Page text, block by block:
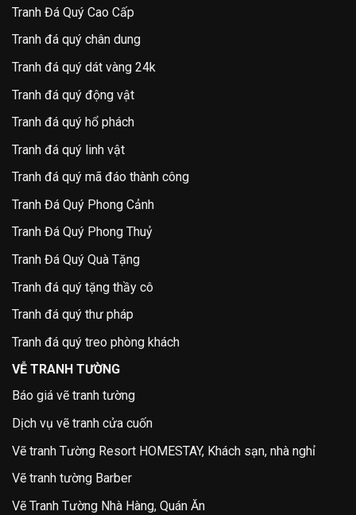
Tranh Đá Quý Cao Cấp
Tranh đá quý chân dung
Tranh đá quý dát vàng 24k
Tranh đá quý động vật
Tranh đá quý hổ phách
Tranh đá quý linh vật
Tranh đá quý mã đáo thành công
Tranh Đá Quý Phong Cảnh
Tranh Đá Quý Phong Thuỷ
Tranh Đá Quý Quà Tặng
Tranh đá quý tặng thầy cô
Tranh đá quý thư pháp
Tranh đá quý treo phòng khách
VỄ TRANH TƯỜNG
Báo giá vẽ tranh tường
Dịch vụ vẽ tranh cửa cuốn
Vẽ tranh Tường Resort HOMESTAY, Khách sạn, nhà nghỉ
Vẽ tranh tường Barber
Vẽ Tranh Tường Nhà Hàng, Quán Ăn